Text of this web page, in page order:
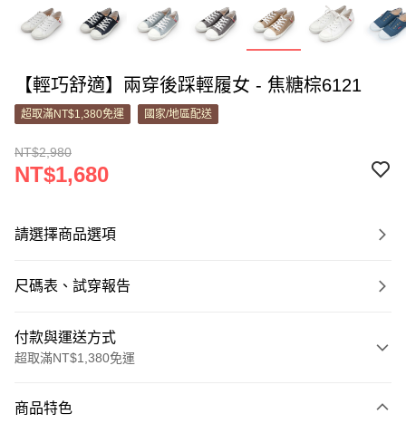
【輕巧舒適】兩穿後踩輕履女 - 焦糖棕6121
超取滿NT$1,380免運 國家/地區配送
NT$2,980
NT$1,680
請選擇商品選項
尺碼表、試穿報告
付款與運送方式
超取滿NT$1,380免運
信用卡一次付款
商品特色